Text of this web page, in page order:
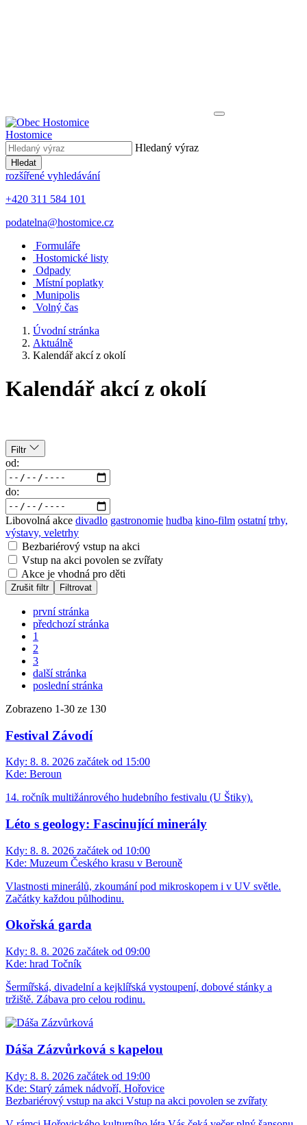
Hostomice
Hledaný výraz
Hledat
rozšířené vyhledávání
+420 311 584 101
podatelna@hostomice.cz
Formuláře
Hostomické listy
Odpady
Místní poplatky
Munipolis
Volný čas
Úvodní stránka
Aktuálně
Kalendář akcí z okolí
Kalendář akcí z okolí
Filtr
od:
do:
Libovolná akce divadlo gastronomie hudba kino-film ostatní trhy,
výstavy, veletrhy
Bezbariérový vstup na akci
Vstup na akci povolen se zvířaty
Akce je vhodná pro děti
Zrušit filtr Filtrovat
první stránka
předchozí stránka
1
2
3
další stránka
poslední stránka
Zobrazeno 1-30 ze 130
Festival Závodí
Kdy: 8. 8. 2026 začátek od 15:00
Kde: Beroun
14. ročník multižánrového hudebního festivalu (U Štiky).
Léto s geology: Fascinující minerály
Kdy: 8. 8. 2026 začátek od 10:00
Kde: Muzeum Českého krasu v Berouně
Vlastnosti minerálů, zkoumání pod mikroskopem i v UV světle.
Začátky každou půlhodinu.
Okořská garda
Kdy: 8. 8. 2026 začátek od 09:00
Kde: hrad Točník
Šermířská, divadelní a kejklířská vystoupení, dobové stánky a
tržiště. Zábava pro celou rodinu.
Dáša Zázvůrková s kapelou
Kdy: 8. 8. 2026 začátek od 19:00
Kde: Starý zámek nádvoří, Hořovice
Bezbariérový vstup na akci Vstup na akci povolen se zvířaty